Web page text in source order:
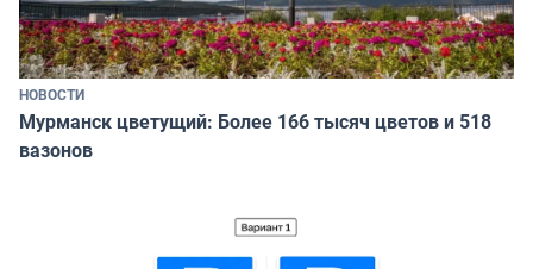
НОВОСТИ
Мурманск цветущий: Более 166 тысяч цветов и 518
вазонов